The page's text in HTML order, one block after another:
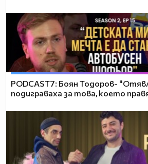
PODCAST7: ‪Боян Тодоров-
подиграваха за това, което